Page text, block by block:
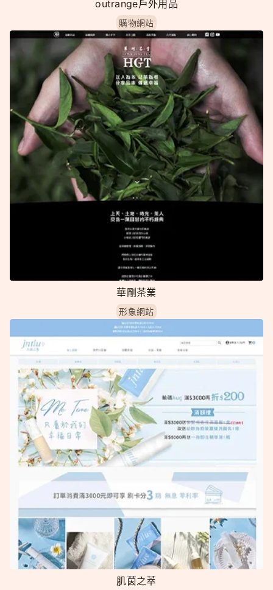
outrange戶外用品
購物網站
華剛茶業
形象網站
肌茵之萃